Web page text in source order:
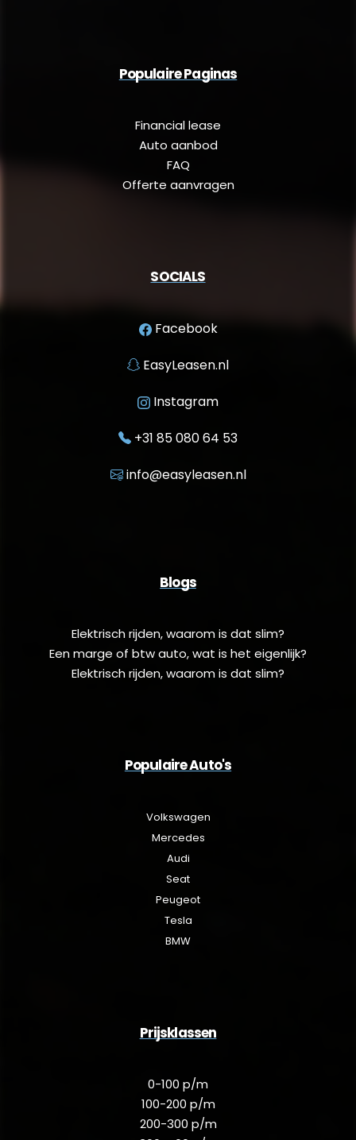
Populaire Paginas
Financial lease
Auto aanbod
FAQ
Offerte aanvragen
SOCIALS
Facebook
EasyLeasen.nl
Instagram
+31 85 080 64 53
info@easyleasen.nl
Blogs
Elektrisch rijden, waarom is dat slim?
Een marge of btw auto, wat is het eigenlijk?
Elektrisch rijden, waarom is dat slim?
Populaire Auto's
Volkswagen
Mercedes
Audi
Seat
Peugeot
Tesla
BMW
Prijsklassen
0-100 p/m
100-200 p/m
200-300 p/m